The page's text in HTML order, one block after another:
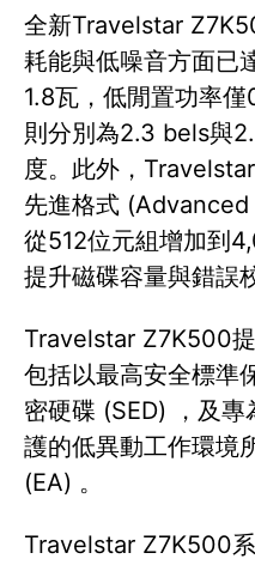
全新Travelstar
耗能與低噪音方面已
1.8瓦，低閒置功率
則分別為2.3 bels與
度。此外，
先進格式
從512位元組增加到
提升磁碟容量與錯誤
Travelstar Z7K500
包括以最高安全標準
密硬碟 (SED) ，及
護的低異動工作環境
(EA) 。
Travelstar Z7K500